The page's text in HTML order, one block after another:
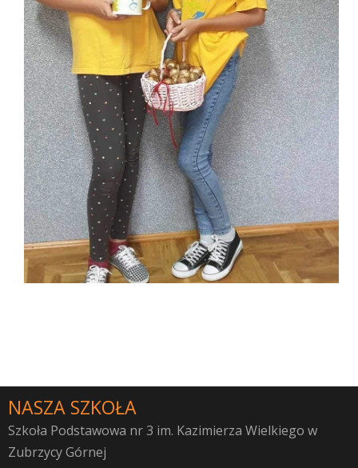
NASZA SZKOŁA
Szkoła Podstawowa nr 3 im. Kazimierza Wielkiego w
Zubrzycy Górnej